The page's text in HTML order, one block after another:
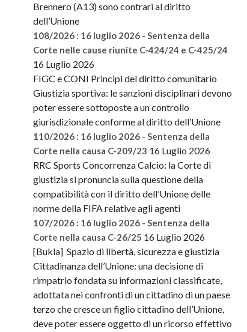
Brennero (A13) sono contrari al diritto
dell’Unione
108/2026 : 16 luglio 2026 - Sentenza della
Corte nelle cause riunite C-424/24 e C-425/24
16 Luglio 2026
FIGC e CONI Principi del diritto comunitario
Giustizia sportiva: le sanzioni disciplinari devono
poter essere sottoposte a un controllo
giurisdizionale conforme al diritto dell’Unione
110/2026 : 16 luglio 2026 - Sentenza della
Corte nella causa C-209/23 16 Luglio 2026
RRC Sports Concorrenza Calcio: la Corte di
giustizia si pronuncia sulla questione della
compatibilità con il diritto dell’Unione delle
norme della FIFA relative agli agenti
107/2026 : 16 luglio 2026 - Sentenza della
Corte nella causa C-26/25 16 Luglio 2026
[Bukla] Spazio di libertà, sicurezza e giustizia
Cittadinanza dell’Unione: una decisione di
rimpatrio fondata su informazioni classificate,
adottata nei confronti di un cittadino di un paese
terzo che cresce un figlio cittadino dell’Unione,
deve poter essere oggetto di un ricorso effettivo